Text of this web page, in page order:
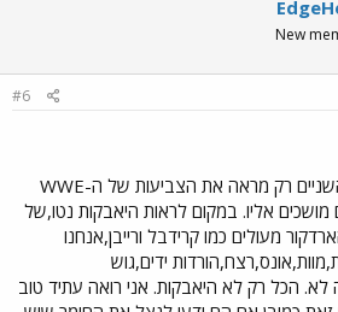
New
#6
השיחרור של השניים רק מראה את הצביעות של ה-WWE
מושכים אליו. במקום לראות היאבקות נטו,של
מעולים כמו קרידבל ורייבן,אנחנו
ידים,גוש
לא. הכל רק לא היאבקות. אני רואה עתיד טוב